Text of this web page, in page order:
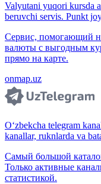
Valyutani yuqori kursda
beruvchi servis. Punkt
Сервис, помогающий
валюты с выгодным
прямо на карте.
onmap.uz
O‘zbekcha telegram
kanallar, ruknlarda va
Самый большой
Только активные
статистикой.